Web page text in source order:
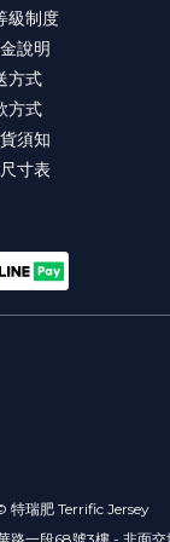
級制度
說明
方式
方式
須知
寸表
瑞肥 Terrific Jersey